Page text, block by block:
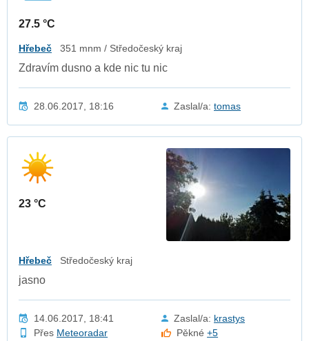
27.5 °C
Hřebeč 351 mnm / Středočeský kraj
Zdravím dusno a kde nic tu nic
28.06.2017, 18:16 Zaslal/a: tomas
23 °C
Hřebeč Středočeský kraj
jasno
14.06.2017, 18:41 Zaslal/a: krastys
Přes Meteoradar Pěkné+5